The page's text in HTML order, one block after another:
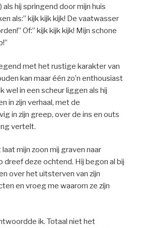
als hij springend door mijn huis
als:” kijk kijk kijk! De vaatwasser
Of:” kijk kijk kijk! Mijn schone
met het rustige karakter van
kan maar één zo’n enthousiast
wel in een scheur liggen als hij
in zijn verhaal, met de
in zijn greep, over de ins en outs
vertelt.
mijn zoon mij graven naar
dreef deze ochtend. Hij begon al bij
over het uitsterven van zijn
en vroeg me waarom ze zijn
ik. Totaal niet het